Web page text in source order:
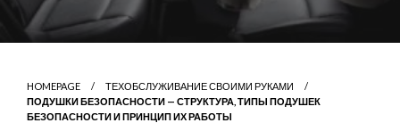
HOMEPAGE
ТЕХОБСЛУЖИВАНИЕ СВОИМИ РУКАМИ
ПОДУШКИ БЕЗОПАСНОСТИ — СТРУКТУРА, ТИПЫ ПОДУШЕК
БЕЗОПАСНОСТИ И ПРИНЦИП ИХ РАБОТЫ